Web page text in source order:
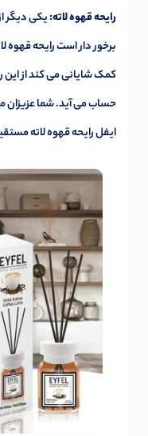
رایحه قهوه لاته:یکی دیگر
برخور دار است رایحه قهوه
کمک شایانی می کند از این
حساب می آید. شما عزیزان
ایفل رایحه قهوه لاته